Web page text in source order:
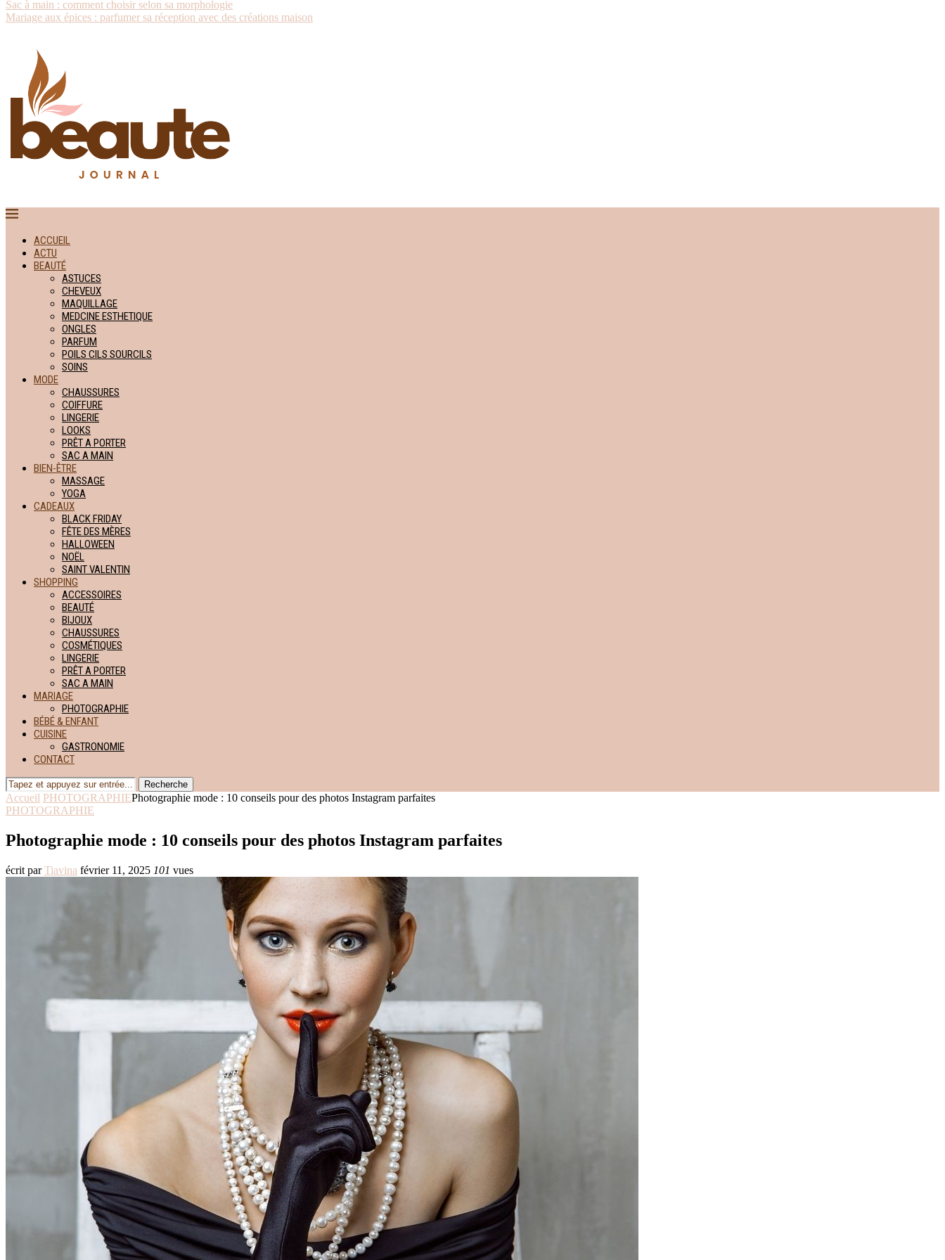
Sac à main : comment choisir selon sa morphologie
Mariage aux épices : parfumer sa réception avec des créations maison
ACCUEIL
ACTU
BEAUTÉ
ASTUCES
CHEVEUX
MAQUILLAGE
MEDCINE ESTHETIQUE
ONGLES
PARFUM
POILS CILS SOURCILS
SOINS
MODE
CHAUSSURES
COIFFURE
LINGERIE
LOOKS
PRÊT A PORTER
SAC A MAIN
BIEN-ÊTRE
MASSAGE
YOGA
CADEAUX
BLACK FRIDAY
FÊTE DES MÈRES
HALLOWEEN
NOËL
SAINT VALENTIN
SHOPPING
ACCESSOIRES
BEAUTÉ
BIJOUX
CHAUSSURES
COSMÉTIQUES
LINGERIE
PRÊT A PORTER
SAC A MAIN
MARIAGE
PHOTOGRAPHIE
BÉBÉ & ENFANT
CUISINE
GASTRONOMIE
CONTACT
Recherche
Accueil PHOTOGRAPHIEPhotographie mode : 10 conseils pour des photos Instagram parfaites
PHOTOGRAPHIE
Photographie mode : 10 conseils pour des photos Instagram parfaites
écrit parTiavina février 11, 2025 101 vues